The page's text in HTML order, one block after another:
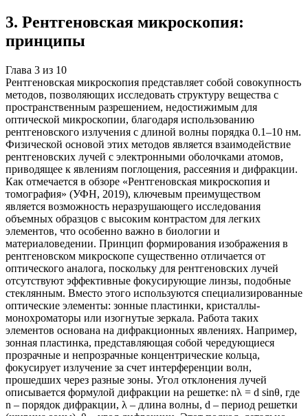
3. Рентгеновская микроскопия:
принципы
Глава 3 из 10
Рентгеновская микроскопия представляет собой совокупность
методов, позволяющих исследовать структуру вещества с
пространственным разрешением, недостижимым для
оптической микроскопии, благодаря использованию
рентгеновского излучения с длиной волны порядка 0.1–10 нм.
Физической основой этих методов является взаимодействие
рентгеновских лучей с электронными оболочками атомов,
приводящее к явлениям поглощения, рассеяния и дифракции.
Как отмечается в обзоре «Рентгеновская микроскопия и
томография» (УФН, 2019), ключевым преимуществом
является возможность неразрушающего исследования
объемных образцов с высоким контрастом для легких
элементов, что особенно важно в биологии и
материаловедении. Принцип формирования изображения в
рентгеновском микроскопе существенно отличается от
оптического аналога, поскольку для рентгеновских лучей
отсутствуют эффективные фокусирующие линзы, подобные
стеклянным. Вместо этого используются специализированные
оптические элементы: зонные пластинки, кристаллы-
монохроматоры или изогнутые зеркала. Работа таких
элементов основана на дифракционных явлениях. Например,
зонная пластинка, представляющая собой чередующиеся
прозрачные и непрозрачные концентрические кольца,
фокусирует излучение за счет интерференции волн,
прошедших через разные зоны. Угол отклонения лучей
описывается формулой дифракции на решетке: nλ = d sinθ, где
n – порядок дифракции, λ – длина волны, d – период решетки